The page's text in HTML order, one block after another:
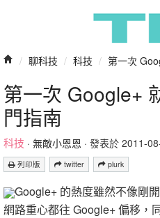
/ 聊科技 / 科技 / 第一次
第一次 Google+
門指南
科技 · 無敵小恩恩 · 發表於 2011-
列印版 twitter plurk
Google+ 的熱度雖然不像剛
網路重心都往 Google+ 偏移，